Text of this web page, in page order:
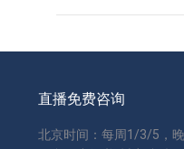
直播免费咨询
北京时间：每周1/3/5，晚